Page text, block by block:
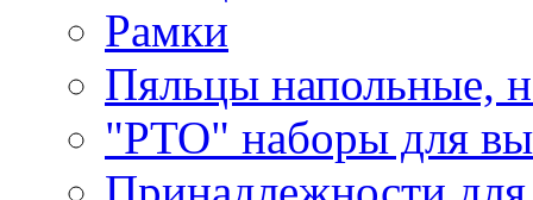
Рамки
Пяльцы напольные,
"РТО" наборы для